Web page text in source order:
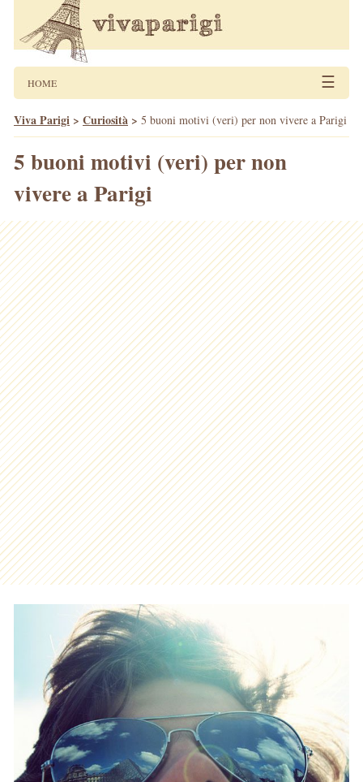
HOME ☰
Viva Parigi > Curiosità > 5 buoni motivi (veri) per non vivere a Parigi
5 buoni motivi (veri) per non
vivere a Parigi